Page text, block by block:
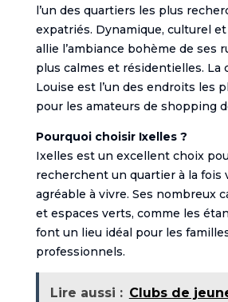
l’un des quartiers les plus
expatriés. Dynamique, culturel
allie l’ambiance bohème de ses
plus calmes et résidentielles. La
Louise est l’un des endroits les
pour les amateurs de shopping
Pourquoi choisir Ixelles ?
Ixelles est un excellent choix
recherchent un quartier à la fois
agréable à vivre. Ses nombreux
et espaces verts, comme les
font un lieu idéal pour les
professionnels.
Lire aussi : Clubs de